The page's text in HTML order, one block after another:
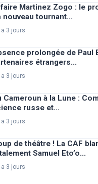
Martinez Zogo : le
nouveau tournant...
a 3 jours
prolongée de Paul
étrangers...
a 3 jours
Cameroun à la Lune :
russe et...
a 3 jours
de théâtre ! La CAF
Samuel Eto’o...
a 3 jours